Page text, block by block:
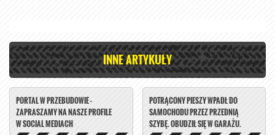
INNE ARTYKUŁY
PORTAL W PRZEBUDOWIE -
ZAPRASZAMY NA NASZE PROFILE
W SOCIAL MEDIACH
POTRĄCONY PIESZY WPADŁ DO
SAMOCHODU PRZEZ PRZEDNIĄ
SZYBĘ. OBUDZIŁ SIĘ W GARAŻU.